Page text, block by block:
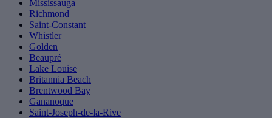
Mississauga
Richmond
Saint-Constant
Whistler
Golden
Beaupré
Lake Louise
Britannia Beach
Brentwood Bay
Gananoque
Saint-Joseph-de-la-Rive